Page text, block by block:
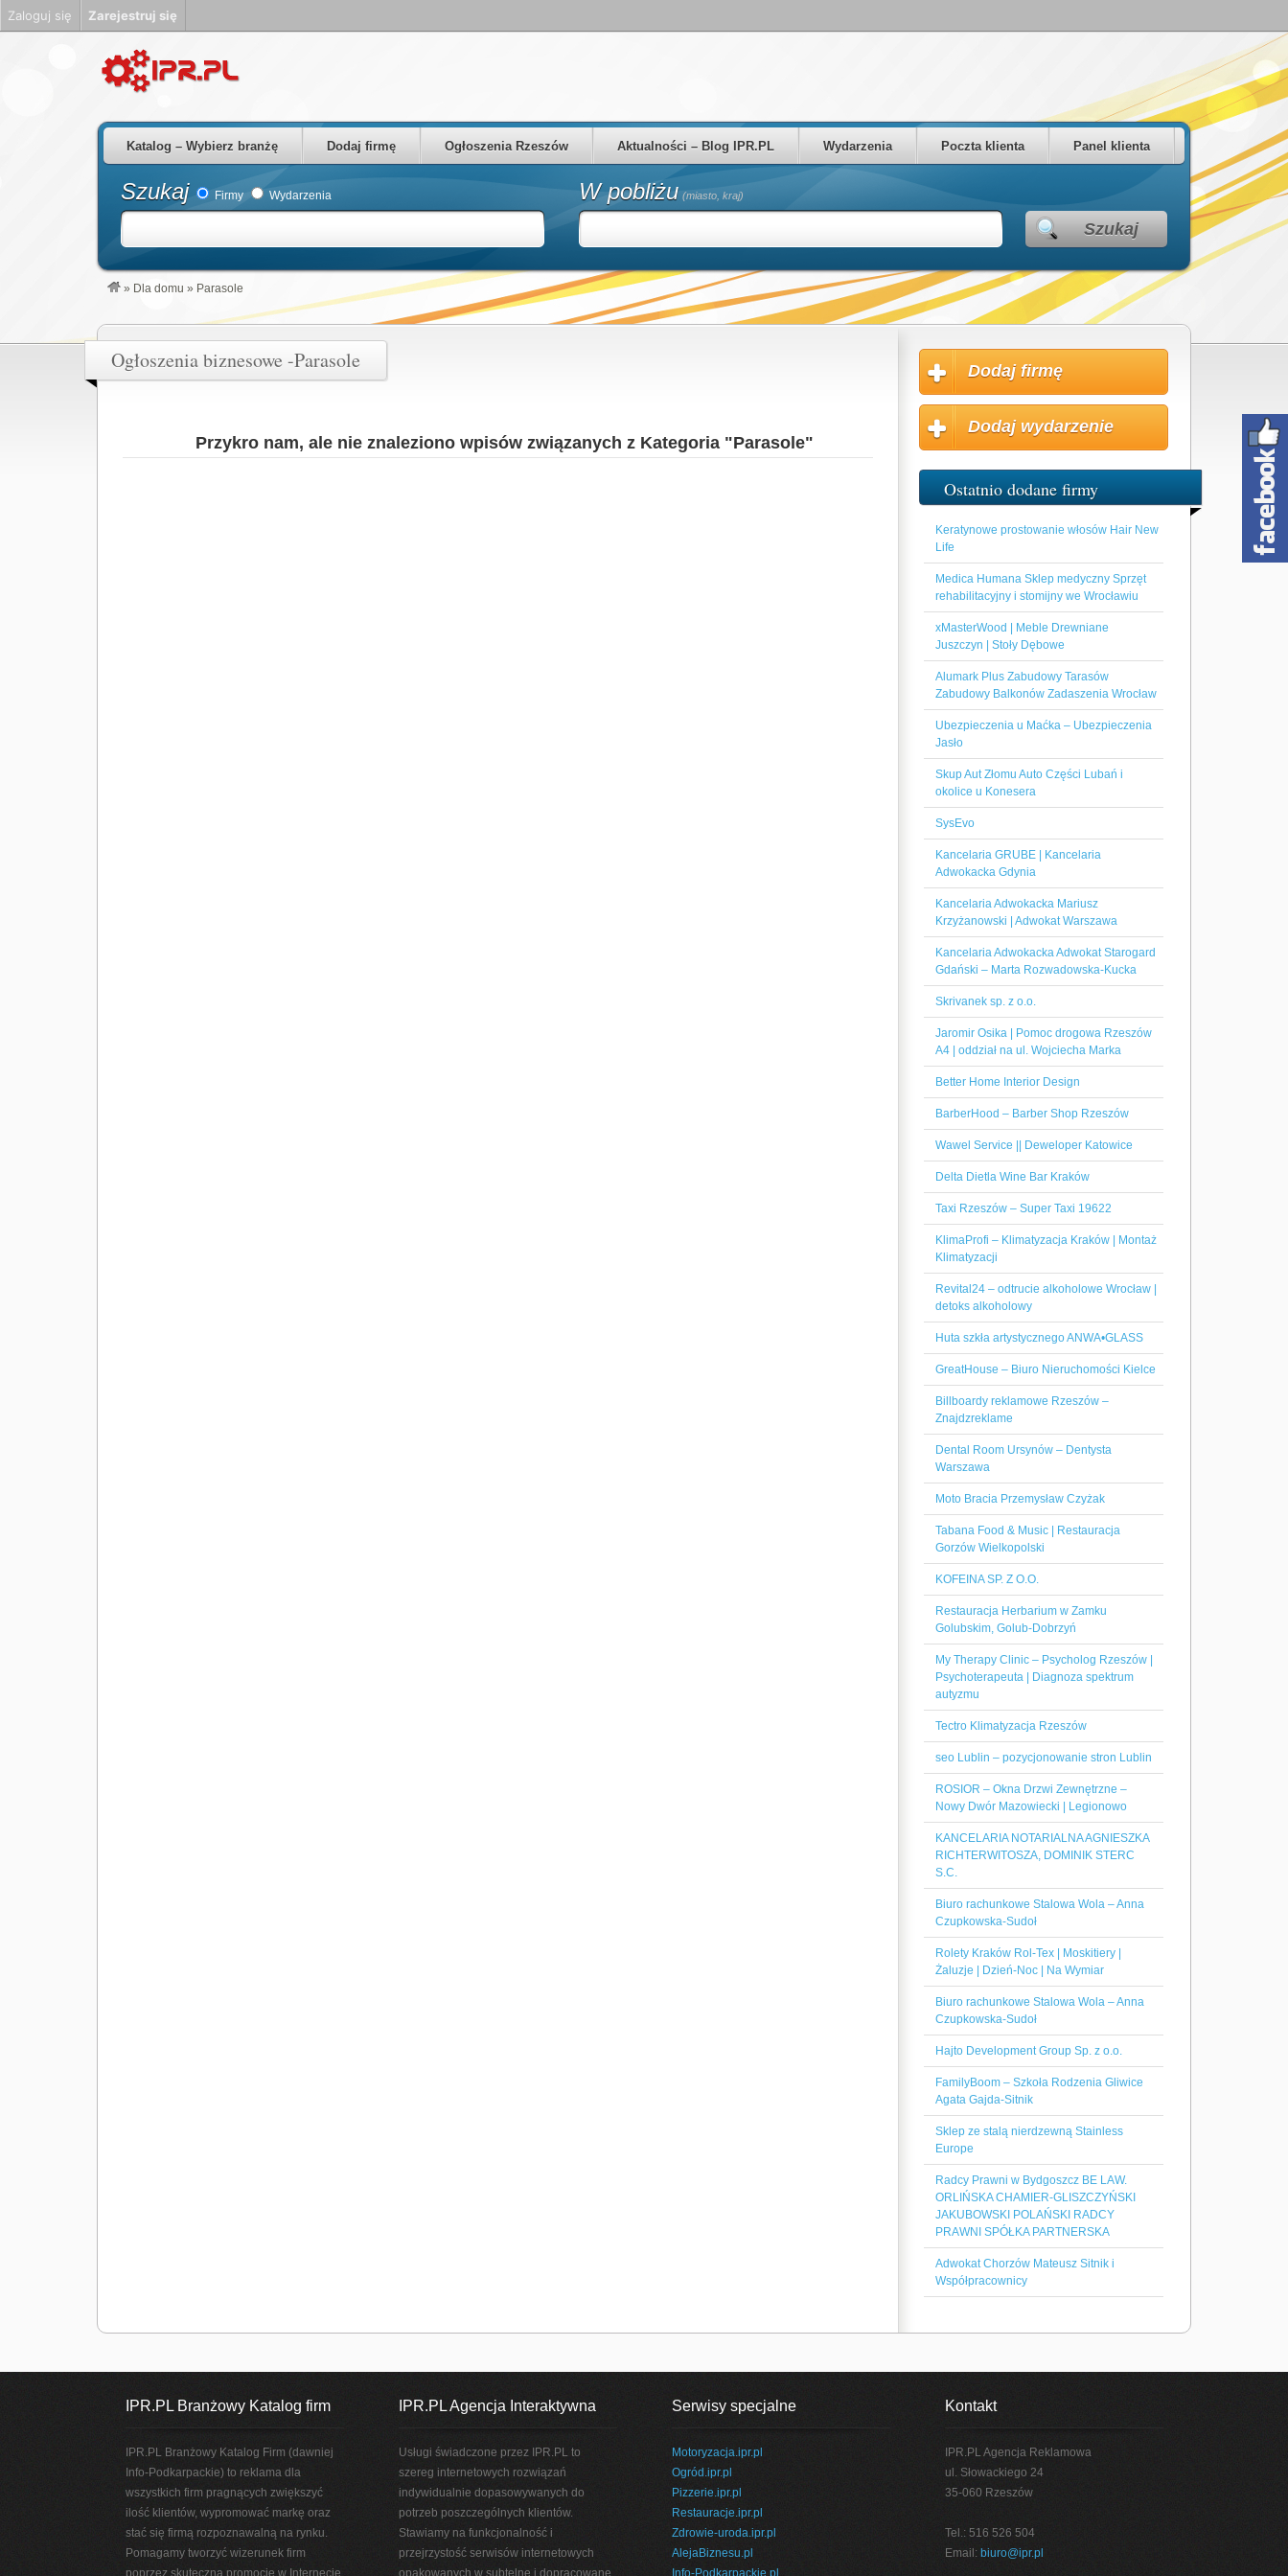
Katalog – Wybierz branżę Dodaj firmę Ogłoszenia Rzeszów Aktualności – Blog IPR.PL Wydarzenia Poczta klienta Panel klienta
Szukaj Firmy Wydarzenia W pobliżu (miasto, kraj)
Szukaj
» Dla domu » Parasole
Ogłoszenia biznesowe -Parasole
Przykro nam, ale nie znaleziono wpisów związanych z Kategoria "Parasole"
Dodaj firmę
Dodaj wydarzenie
Ostatnio dodane firmy
Keratynowe prostowanie włosów Hair New
Life
Medica Humana Sklep medyczny Sprzęt
rehabilitacyjny i stomijny we Wrocławiu
xMasterWood | Meble Drewniane
Juszczyn | Stoły Dębowe
Alumark Plus Zabudowy Tarasów
Zabudowy Balkonów Zadaszenia Wrocław
Ubezpieczenia u Maćka – Ubezpieczenia
Jasło
Skup Aut Złomu Auto Części Lubań i
okolice u Konesera
SysEvo
Kancelaria GRUBE | Kancelaria
Adwokacka Gdynia
Kancelaria Adwokacka Mariusz
Krzyżanowski | Adwokat Warszawa
Kancelaria Adwokacka Adwokat Starogard
Gdański – Marta Rozwadowska-Kucka
Skrivanek sp. z o.o.
Jaromir Osika | Pomoc drogowa Rzeszów
A4 | oddział na ul. Wojciecha Marka
Better Home Interior Design
BarberHood – Barber Shop Rzeszów
Wawel Service || Deweloper Katowice
Delta Dietla Wine Bar Kraków
Taxi Rzeszów – Super Taxi 19622
KlimaProfi – Klimatyzacja Kraków | Montaż
Klimatyzacji
Revital24 – odtrucie alkoholowe Wrocław |
detoks alkoholowy
Huta szkła artystycznego ANWA•GLASS
GreatHouse – Biuro Nieruchomości Kielce
Billboardy reklamowe Rzeszów –
Znajdzreklame
Dental Room Ursynów – Dentysta
Warszawa
Moto Bracia Przemysław Czyżak
Tabana Food & Music | Restauracja
Gorzów Wielkopolski
KOFEINA SP. Z O.O.
Restauracja Herbarium w Zamku
Golubskim, Golub-Dobrzyń
My Therapy Clinic – Psycholog Rzeszów |
Psychoterapeuta | Diagnoza spektrum
autyzmu
Tectro Klimatyzacja Rzeszów
seo Lublin – pozycjonowanie stron Lublin
ROSIOR – Okna Drzwi Zewnętrzne –
Nowy Dwór Mazowiecki | Legionowo
KANCELARIA NOTARIALNA AGNIESZKA
RICHTERWITOSZA, DOMINIK STERC
S.C.
Biuro rachunkowe Stalowa Wola – Anna
Czupkowska-Sudoł
Rolety Kraków Rol-Tex | Moskitiery |
Żaluzje | Dzień-Noc | Na Wymiar
Biuro rachunkowe Stalowa Wola – Anna
Czupkowska-Sudoł
Hajto Development Group Sp. z o.o.
FamilyBoom – Szkoła Rodzenia Gliwice
Agata Gajda-Sitnik
Sklep ze stalą nierdzewną Stainless
Europe
Radcy Prawni w Bydgoszcz BE LAW.
ORLIŃSKA CHAMIER-GLISZCZYŃSKI
JAKUBOWSKI POLAŃSKI RADCY
PRAWNI SPÓŁKA PARTNERSKA
Adwokat Chorzów Mateusz Sitnik i
Współpracownicy
IPR.PL Branżowy Katalog firm
IPR.PL Branżowy Katalog Firm (dawniej
Info-Podkarpackie) to reklama dla
wszystkich firm pragnących zwiększyć
ilość klientów, wypromować markę oraz
stać się firmą rozpoznawalną na rynku.
Pomagamy tworzyć wizerunek firm
poprzez skuteczną promocję w Internecie.
IPR.PL Agencja Interaktywna
Usługi świadczone przez IPR.PL to
szereg internetowych rozwiązań
indywidualnie dopasowywanych do
potrzeb poszczególnych klientów.
Stawiamy na funkcjonalność i
przejrzystość serwisów internetowych
opakowanych w subtelne i dopracowane
Serwisy specjalne
Motoryzacja.ipr.pl
Ogród.ipr.pl
Pizzerie.ipr.pl
Restauracje.ipr.pl
Zdrowie-uroda.ipr.pl
AlejaBiznesu.pl
Info-Podkarpackie.pl
Kontakt
IPR.PL Agencja Reklamowa
ul. Słowackiego 24
35-060 Rzeszów
Tel.: 516 526 504
Email: biuro@ipr.pl
Zaloguj się Zarejestruj się